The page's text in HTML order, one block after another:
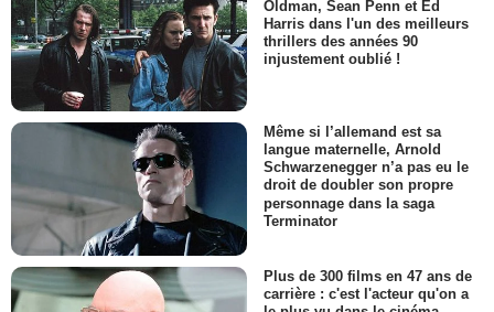
Oldman, Sean Penn et Ed
Harris dans l'un des meilleurs
thrillers des années 90
injustement oublié !
Même si l’allemand est sa
langue maternelle, Arnold
Schwarzenegger n’a pas eu le
droit de doubler son propre
personnage dans la saga
Terminator
Plus de 300 films en 47 ans de
carrière : c'est l'acteur qu'on a